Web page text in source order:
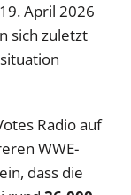
April 2026
sich zuletzt
Radio auf
WWE-
dass die